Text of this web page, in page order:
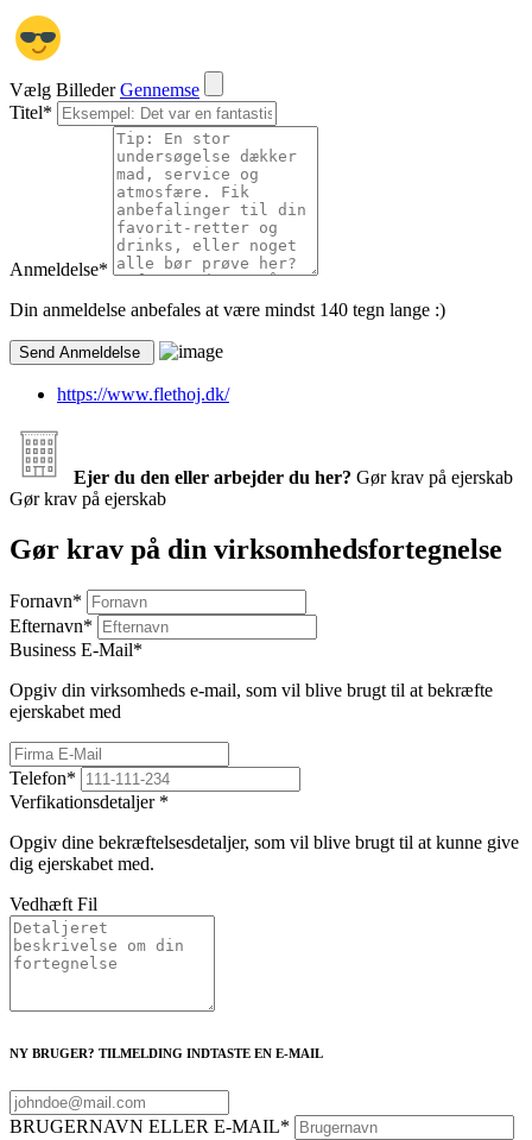
Vælg Billeder Gennemse
Titel*
Anmeldelse*
Din anmeldelse anbefales at være mindst 140 tegn lange :)
https://www.flethoj.dk/
Ejer du den eller arbejder du her? Gør krav på ejerskab
Gør krav på ejerskab
Gør krav på din virksomhedsfortegnelse
Fornavn*
Efternavn*
Business E-Mail*
Opgiv din virksomheds e-mail, som vil blive brugt til at bekræfte
ejerskabet med
Telefon*
Verfikationsdetaljer *
Opgiv dine bekræftelsesdetaljer, som vil blive brugt til at kunne give
dig ejerskabet med.
Vedhæft Fil
NY BRUGER? TILMELDING INDTASTE EN E-MAIL
BRUGERNAVN ELLER E-MAIL*